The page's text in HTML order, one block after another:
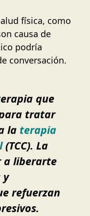
física, como
causa de
podría
conversación.
que
tratar
la terapia
(TCC). La
a liberarte
y
refuerzan